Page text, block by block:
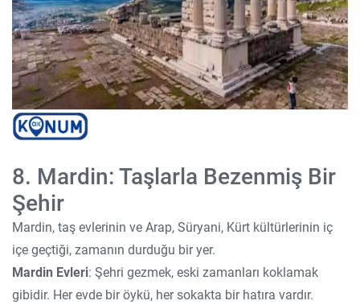
8. Mardin: Taşlarla Bezenmiş Bir
Şehir
Mardin, taş evlerinin ve Arap, Süryani, Kürt kültürlerinin iç
içe geçtiği, zamanın durduğu bir yer.
Mardin Evleri: Şehri gezmek, eski zamanları koklamak
gibidir. Her evde bir öykü, her sokakta bir hatıra vardır.